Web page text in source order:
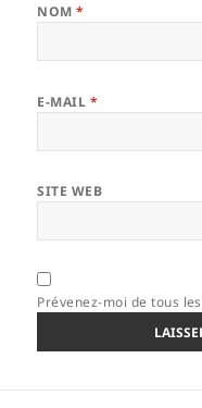
NOM*
E-MAIL *
SITE WEB
Prévenez-moi de tous